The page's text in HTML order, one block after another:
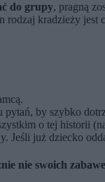
do grupy, pragną
rodzaj kradzieży
by szybko
o tej historii
Jeśli już dziecko
nie swoich